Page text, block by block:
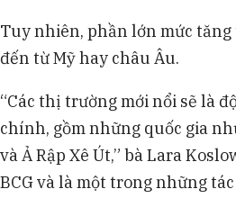
Tuy nhiên, phần lớn mức
đến từ Mỹ hay châu Âu.
“Các thị trường mới nổi sẽ là
chính, gồm những quốc gia
và Ả Rập Xê Út,” bà Lara
BCG và là một trong những tác